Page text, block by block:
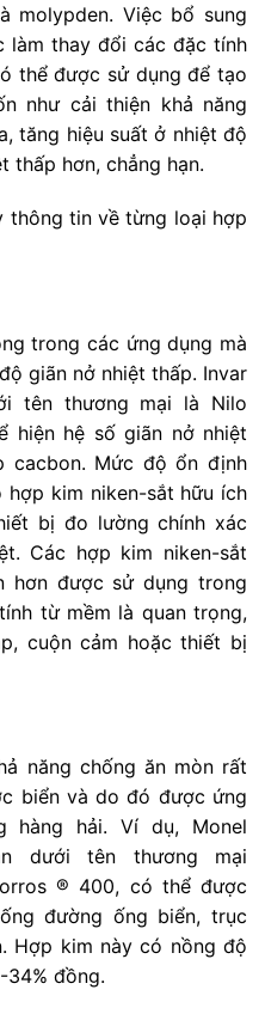
molypden. Việc bổ sung
làm thay đổi các đặc tính
thể được sử dụng để tạo
như cải thiện khả năng
tăng hiệu suất ở nhiệt độ
thấp hơn, chẳng hạn.
thông tin về từng loại hợp
trong các ứng dụng mà
giãn nở nhiệt thấp. Invar
tên thương mại là Nilo
hiện hệ số giãn nở nhiệt
cacbon. Mức độ ổn định
kim niken-sắt hữu ích
bị đo lường chính xác
Các hợp kim niken-sắt
hơn được sử dụng trong
từ mềm là quan trọng,
cuộn cảm hoặc thiết bị
năng chống ăn mòn rất
biển và do đó được ứng
hàng hải. Ví dụ, Monel
dưới tên thương mại
® 400, có thể được
đường ống biển, trục
Hợp kim này có nồng độ
đồng.